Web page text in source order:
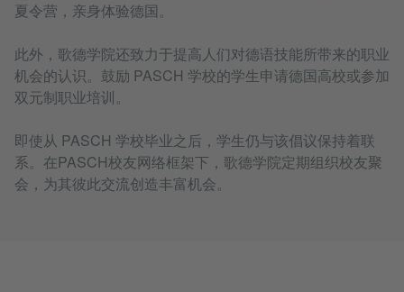
夏令营，亲身体验德国。
此外，歌德学院还致力于提高人们对德语技能所带来的职业
机会的认识。鼓励 PASCH 学校的学生申请德国高校或参加
双元制职业培训。
即使从 PASCH 学校毕业之后，学生仍与该倡议保持着联
系。在PASCH校友网络框架下，歌德学院定期组织校友聚
会，为其彼此交流创造丰富机会。